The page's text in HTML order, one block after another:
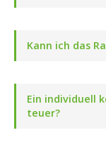
Kann ich das
Ein individuell
teuer?